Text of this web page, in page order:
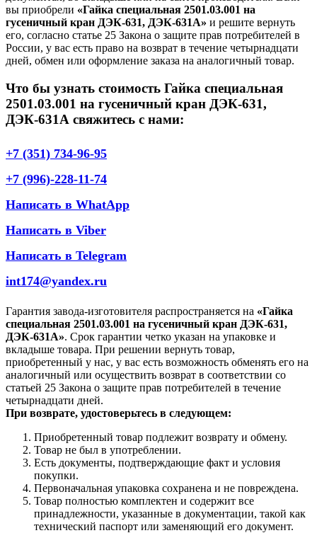
вы приобрели «Гайка специальная 2501.03.001 на
гусеничный кран ДЭК-631, ДЭК-631А» и решите вернуть
его, согласно статье 25 Закона о защите прав потребителей в
России, у вас есть право на возврат в течение четырнадцати
дней, обмен или оформление заказа на аналогичный товар.
Что бы узнать стоимость Гайка специальная
2501.03.001 на гусеничный кран ДЭК-631,
ДЭК-631А свяжитесь с нами:
+7 (351) 734-96-95
+7 (996)-228-11-74
Написать в WhatApp
Написать в Viber
Написать в Telegram
int174@yandex.ru
Гарантия завода-изготовителя распространяется на «Гайка
специальная 2501.03.001 на гусеничный кран ДЭК-631,
ДЭК-631А». Срок гарантии четко указан на упаковке и
вкладыше товара. При решении вернуть товар,
приобретенный у нас, у вас есть возможность обменять его на
аналогичный или осуществить возврат в соответствии со
статьей 25 Закона о защите прав потребителей в течение
четырнадцати дней.
При возврате, удостоверьтесь в следующем:
Приобретенный товар подлежит возврату и обмену.
Товар не был в употреблении.
Есть документы, подтверждающие факт и условия
покупки.
Первоначальная упаковка сохранена и не повреждена.
Товар полностью комплектен и содержит все
принадлежности, указанные в документации, такой как
технический паспорт или заменяющий его документ.